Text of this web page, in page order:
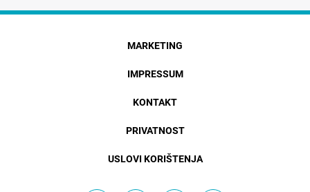
MARKETING
IMPRESSUM
KONTAKT
PRIVATNOST
USLOVI KORIŠTENJA